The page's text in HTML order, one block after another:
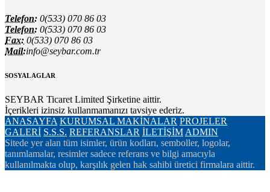
Telefon: 0(533) 070 86 03
Telefon: 0(533) 070 86 03
Fax: 0(533) 070 86 03
Mail:info@seybar.com.tr
SOSYAL AGLAR
SEYBAR Ticaret Limited Şirketine aittir.
İçerikleri izinsiz kullanmamanızı tavsiye ederiz.
ANASAYFA KURUMSAL MAKİNALAR PROJELER
GALERİ S.S.S. REFERANSLAR İLETİŞİM ADMIN
Sitede yer alan tüm isimler, ürün kodları, semboller, logolar,
tanımlamalar, resimler sadece referans ve bilgi amacıyla
kullanılmakta olup, karşılık gelen hak sahibi üretici firmalara aittir.